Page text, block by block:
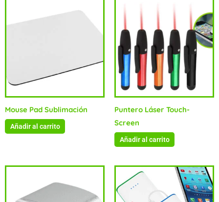
Mouse Pad Sublimación
Añadir al carrito
Puntero Láser Touch-
Screen
Añadir al carrito